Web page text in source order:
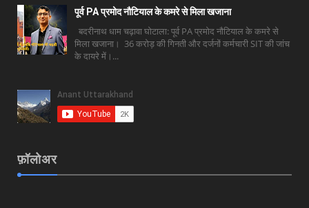
पूर्व PA प्रमोद नौटियाल के कमरे से मिला खजाना
बदरीनाथ धाम चढ़ावा घोटाला: पूर्व PA प्रमोद नौटियाल के कमरे से
मिला खजाना। 36 करोड़ की गिनती और दर्जनों कर्मचारी SIT की जांच
के दायरे में।...
फ़ॉलोअर